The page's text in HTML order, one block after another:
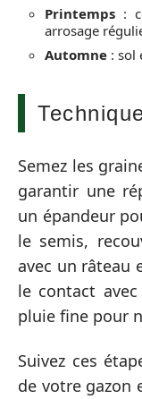
Printemps :
arrosage
Automne : sol
Semez les
garantir une
un épandeur
le semis,
avec un râteau
le contact
pluie fine pour
Suivez ces
de votre gazon